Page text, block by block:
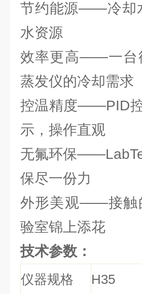
节约能源——冷却
水资源
效率更高——一台
蒸发仪的冷却需求
控温精度——PID控
示，操作直观
无氟环保
保尽一份力
外形美观——接触
验室锦上添花
技术参数：
仪器规格 H35